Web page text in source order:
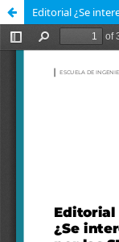
Editorial ¿Se